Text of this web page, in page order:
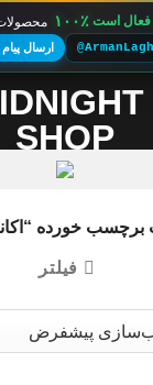
فعال است ۱۰۰٪
ارسال
خورده
فیلتر